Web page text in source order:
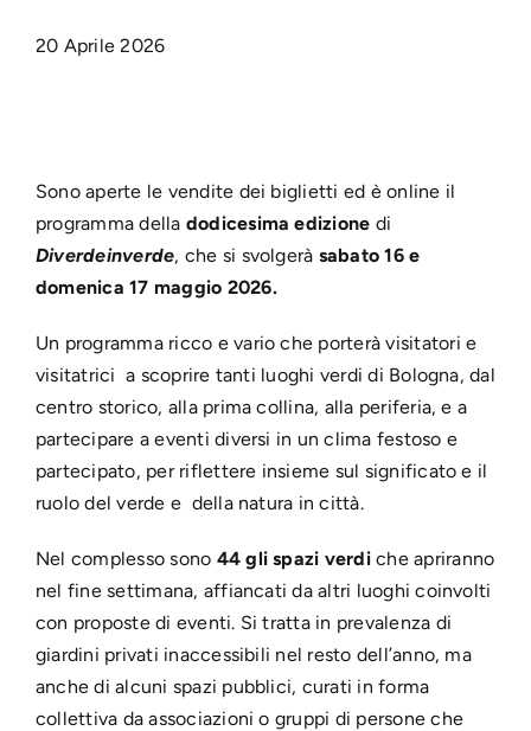
20 Aprile 2026
Sono aperte le vendite dei biglietti ed è online il
programma della dodicesima edizione di
Diverdeinverde, che si svolgerà sabato 16 e
domenica 17 maggio 2026.
Un programma ricco e vario che porterà visitatori e
visitatrici a scoprire tanti luoghi verdi di Bologna, dal
centro storico, alla prima collina, alla periferia, e a
partecipare a eventi diversi in un clima festoso e
partecipato, per riflettere insieme sul significato e il
ruolo del verde e della natura in città.
Nel complesso sono 44 gli spazi verdiche apriranno
nel fine settimana, affiancati da altri luoghi coinvolti
con proposte di eventi. Si tratta in prevalenza di
giardini privati inaccessibili nel resto dell’anno, ma
anche di alcuni spazi pubblici, curati in forma
collettiva da associazioni o gruppi di persone che